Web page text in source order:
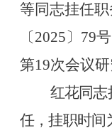
等同志挂任
〔2025〕 79
第19次会议研
红花同志
任，挂职时间